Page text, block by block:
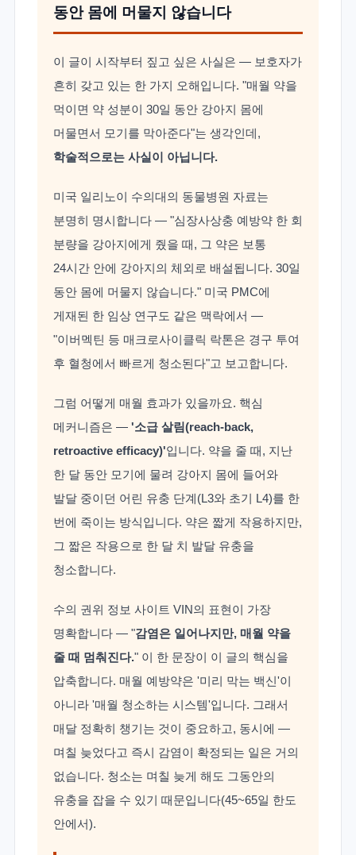
동안 몸에 머물지 않습니다
이 글이 시작부터 짚고 싶은 사실은 — 보호자가
흔히 갖고 있는 한 가지 오해입니다. "매월 약을
먹이면 약 성분이 30일 동안 강아지 몸에
머물면서 모기를 막아준다"는 생각인데,
학술적으로는 사실이 아닙니다.
미국 일리노이 수의대의 동물병원 자료는
분명히 명시합니다 — "심장사상충 예방약 한 회
분량을 강아지에게 줬을 때, 그 약은 보통
24시간 안에 강아지의 체외로 배설됩니다. 30일
동안 몸에 머물지 않습니다." 미국 PMC에
게재된 한 임상 연구도 같은 맥락에서 —
"이버멕틴 등 매크로사이클릭 락톤은 경구 투여
후 혈청에서 빠르게 청소된다"고 보고합니다.
그럼 어떻게 매월 효과가 있을까요. 핵심
메커니즘은 — '소급 살림(reach-back,
retroactive efficacy)'입니다. 약을 줄 때, 지난
한 달 동안 모기에 물려 강아지 몸에 들어와
발달 중이던 어린 유충 단계(L3와 초기 L4)를 한
번에 죽이는 방식입니다. 약은 짧게 작용하지만,
그 짧은 작용으로 한 달 치 발달 유충을
청소합니다.
수의 권위 정보 사이트 VIN의 표현이 가장
명확합니다 — "감염은 일어나지만, 매월 약을
줄 때 멈춰진다." 이 한 문장이 이 글의 핵심을
압축합니다. 매월 예방약은 '미리 막는 백신'이
아니라 '매월 청소하는 시스템'입니다. 그래서
매달 정확히 챙기는 것이 중요하고, 동시에 —
며칠 늦었다고 즉시 감염이 확정되는 일은 거의
없습니다. 청소는 며칠 늦게 해도 그동안의
유충을 잡을 수 있기 때문입니다(45~65일 한도
안에서).